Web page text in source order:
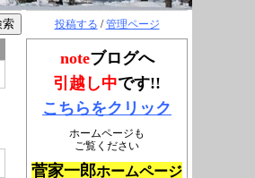
投稿する /管理ページ
noteブログへ
引越し中です!!
こちらをクリック
ホームページも
ご覧ください
菅家一郎ホームページ